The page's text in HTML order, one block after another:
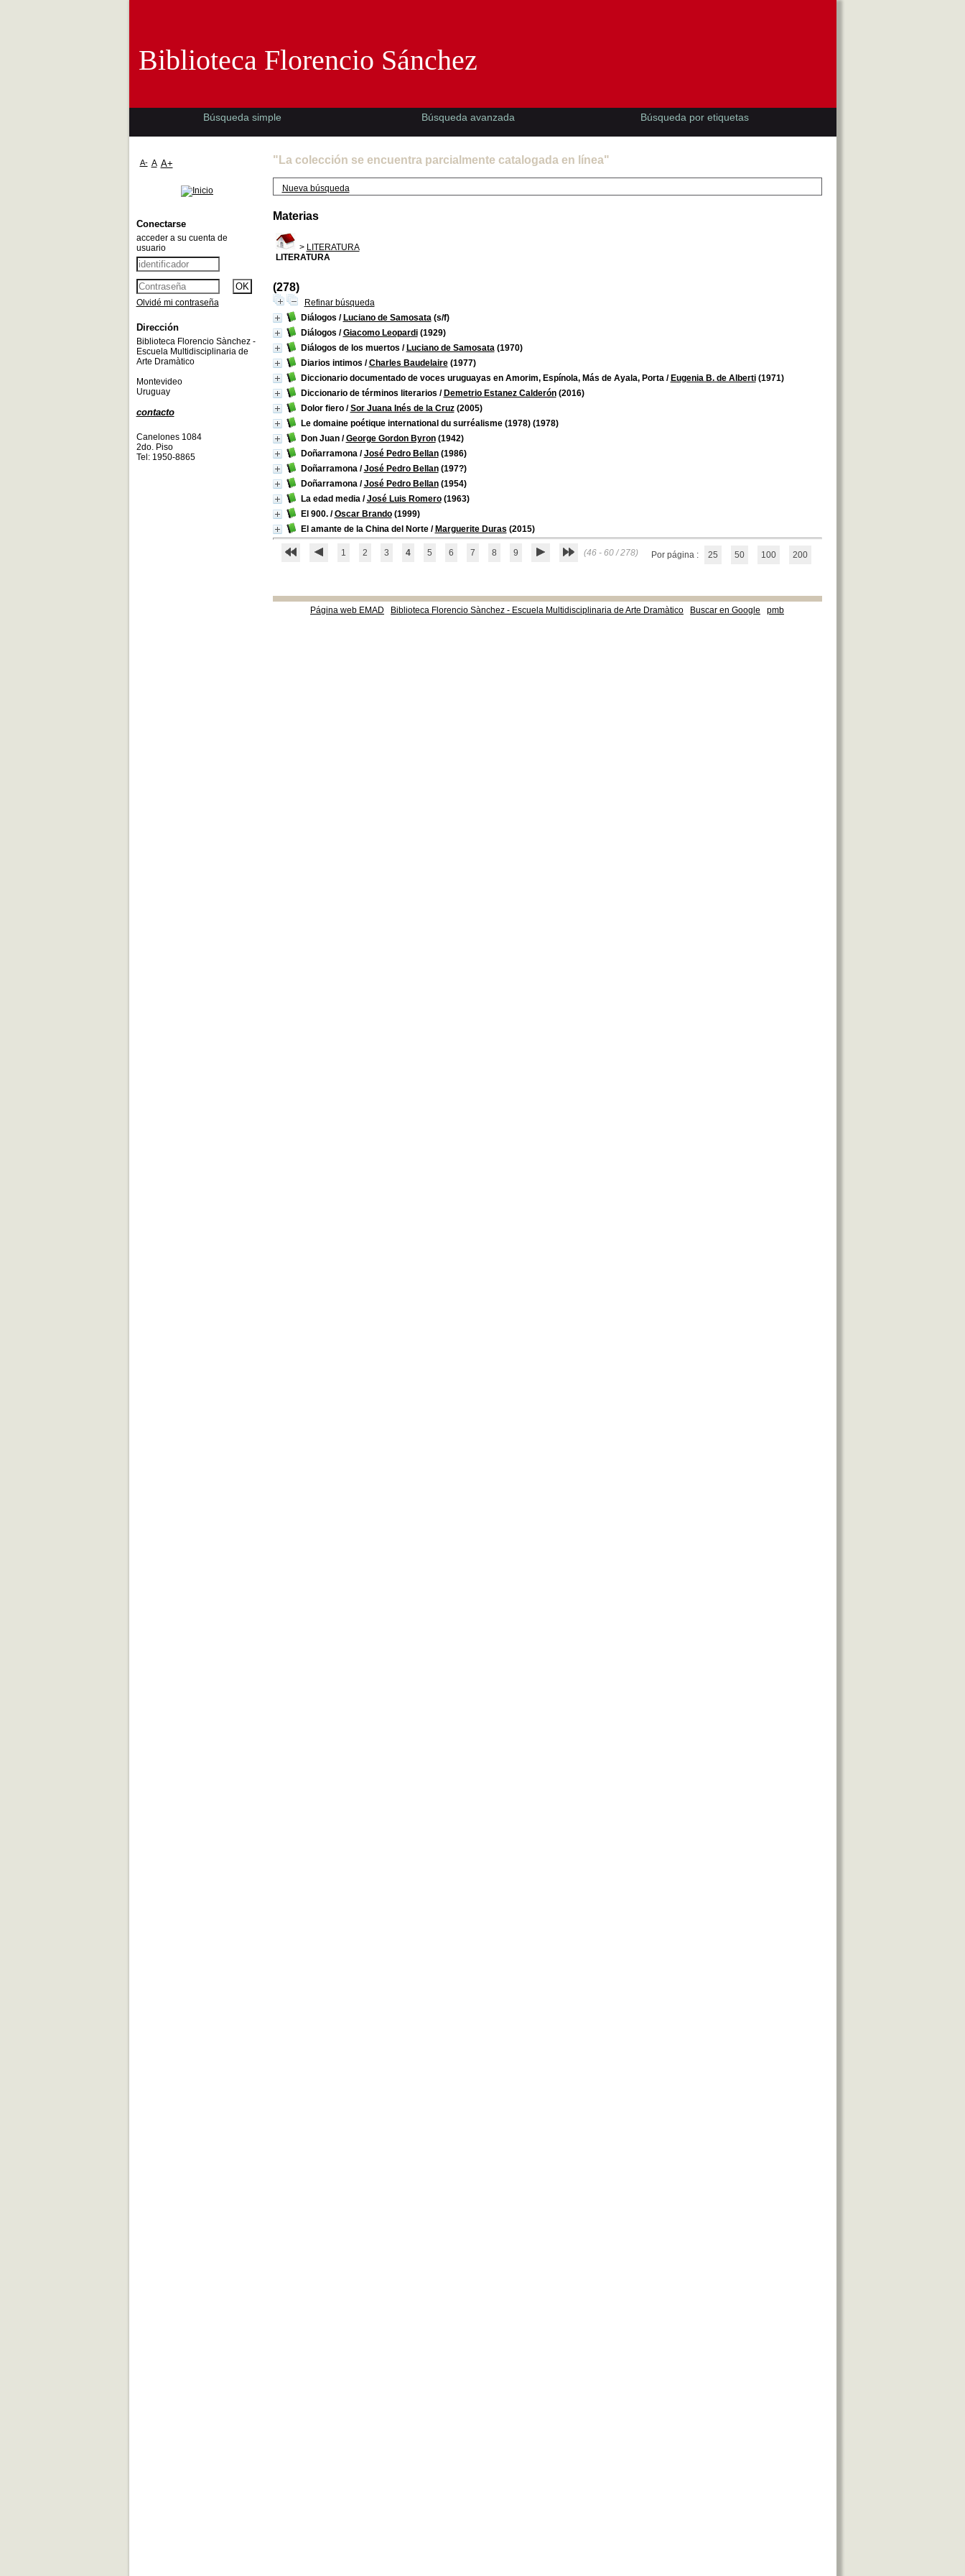
"La colección se encuentra parcialmente catalogada en línea"
Nueva búsqueda
Materias
> LITERATURA
LITERATURA
(278)
Refinar búsqueda
Diálogos / Luciano de Samosata(s/f)
Diálogos /Giacomo Leopardi(1929)
Diálogos de los muertos / Luciano de Samosata(1970)
Diarios intimos /Charles Baudelaire(1977)
Diccionario documentado de voces uruguayas en Amorim, Espínola, Más de Ayala, Porta/ Eugenia B. de Alberti(1971)
Diccionario de términos literarios / Demetrio Estanez Calderón(2016)
Dolor fiero/Sor Juana Inés de la Cruz(2005)
Le domaine poétique international du surréalisme (1978)(1978)
Don Juan/George Gordon Byron(1942)
Doñarramona/José Pedro Bellan(1986)
Doñarramona/José Pedro Bellan(197?)
Doñarramona/José Pedro Bellan(1954)
La edad media/José Luis Romero(1963)
El 900./Oscar Brando(1999)
El amante de la China del Norte/ Marguerite Duras (2015)
1 2 3 4 5 6 7 8 9 (46 - 60 / 278) Por página : 25 50 100 200
Página web EMAD Biblioteca Florencio Sànchez - Escuela Multidisciplinaria de Arte Dramàtico Buscar en Google pmb
Biblioteca Florencio Sánchez
Búsqueda simple Búsqueda avanzada Búsqueda por etiquetas
A- A A+
Conectarse
acceder a su cuenta de
usuario
Olvidé mi contraseña
Dirección
Biblioteca Florencio Sànchez -
Escuela Multidisciplinaria de
Arte Dramàtico
Montevideo
Uruguay
contacto
Canelones 1084
2do. Piso
Tel: 1950-8865